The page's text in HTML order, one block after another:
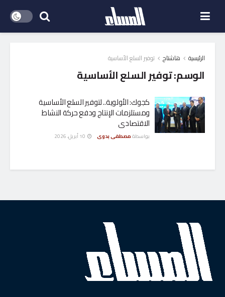
الرئيسية هاشتاج توفير السلع الأساسية
الوسم:توفير السلع الأساسية
كجوك: الأولوية.. لتوفير السلع الأساسية
ومستلزمات الإنتاج ودفع حركة النشاط
الاقتصادى
بواسطةمصطفى بدوى